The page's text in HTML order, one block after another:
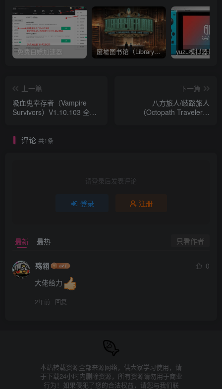
免费白嫖加速器 废墟图书馆（Library Of Ruina）v1.1.0.6a13 官中 附yuzu模拟器 本体+1.0.3升补
上一篇
吸血鬼幸存者（Vampire
Survivors）V1.10.103 全
V1.10.103无限金币破解版
下一篇
八方旅人/歧路旅人
（Octopath Traveler）
评论 共1条
请登录后发表评论
登录 注册
最新 最热 只看作者
殇翎
0
大佬给力
2年前 回复
本站转载资源全部来源网络，供大家学习使用，请
于下载24小时内删除资源，所有资源请勿用于商业
行为！如果侵犯了您的合法权益，请您与我们联